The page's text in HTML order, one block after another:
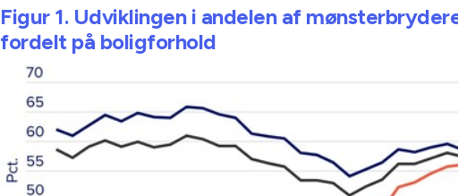
Figur 1. Udviklingen i andelen af
fordelt på boligforhold